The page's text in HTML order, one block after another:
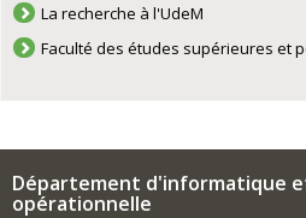
La recherche à l'UdeM
Faculté des études supérieures et
Département d'informatique
opérationnelle